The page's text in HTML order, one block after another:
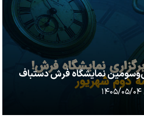
نمایشگاه فرش دستباف
۱۴۰۵/۰۵/۰۴